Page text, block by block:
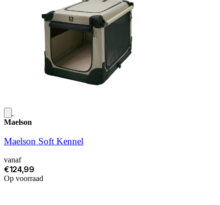
Maelson
Maelson Soft Kennel
vanaf
€124,99
Op voorraad